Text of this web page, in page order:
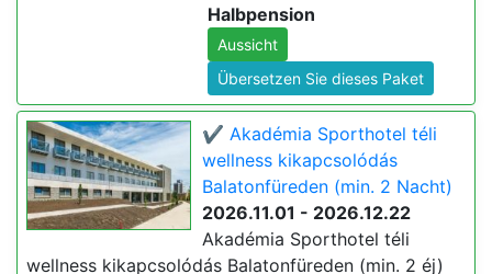
Halbpension
Aussicht
Übersetzen Sie dieses Paket
✔️ Akadémia Sporthotel téli
wellness kikapcsolódás
Balatonfüreden (min. 2 Nacht)
2026.11.01 - 2026.12.22
Akadémia Sporthotel téli
wellness kikapcsolódás Balatonfüreden (min. 2 éj)